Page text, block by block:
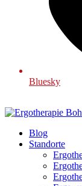
Bluesky
Blog
Standorte